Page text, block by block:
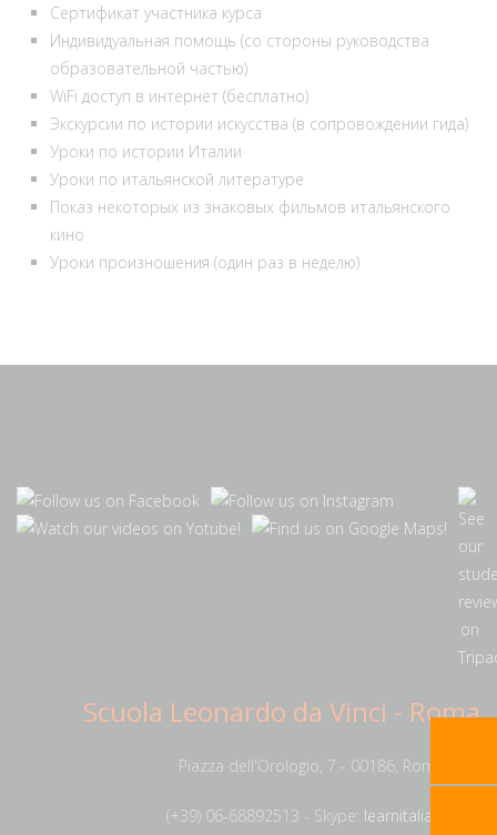
Сертификат участника курса
Индивидуальная помощь (со стороны руководства
образовательной частью)
WiFi доступ в интернет (бесплатно)
Экскурсии по истории искусства (в сопровождении гида)
Уроки по истории Италии
Уроки по итальянской литературе
Показ некоторых из знаковых фильмов итальянского
кино
Уроки произношения (один раз в неделю)
Scuola Leonardo da Vinci - Roma
Piazza dell'Orologio, 7 - 00186, Rome, Italy
(+39) 06-68892513 - Skype: learnitalianrome